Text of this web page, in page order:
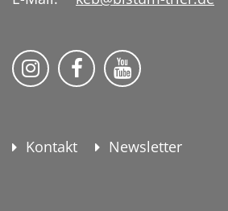
KEB Bildung Leben auf
KEB Bildung
KEB
Kontakt Newsletter